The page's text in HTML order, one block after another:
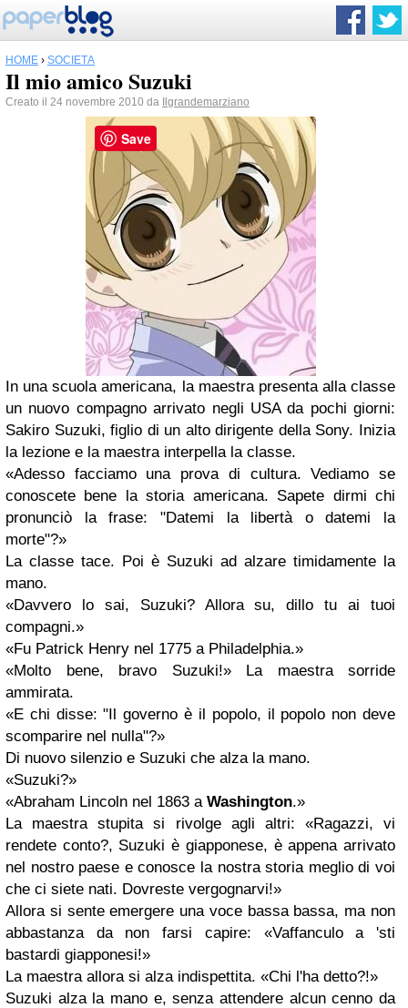
HOME › SOCIETÀ
Il mio amico Suzuki
Creato il 24 novembre 2010 da Ilgrandemarziano
In una scuola americana, la maestra presenta alla classe
un nuovo compagno arrivato negli USA da pochi giorni:
Sakiro Suzuki, figlio di un alto dirigente della Sony. Inizia
la lezione e la maestra interpella la classe.
«Adesso facciamo una prova di cultura. Vediamo se
conoscete bene la storia americana. Sapete dirmi chi
pronunciò la frase: "Datemi la libertà o datemi la
morte"?»
La classe tace. Poi è Suzuki ad alzare timidamente la
mano.
«Davvero lo sai, Suzuki? Allora su, dillo tu ai tuoi
compagni.»
«Fu Patrick Henry nel 1775 a Philadelphia.»
«Molto bene, bravo Suzuki!» La maestra sorride
ammirata.
«E chi disse: "Il governo è il popolo, il popolo non deve
scomparire nel nulla"?»
Di nuovo silenzio e Suzuki che alza la mano.
«Suzuki?»
«Abraham Lincoln nel 1863 a Washington.»
La maestra stupita si rivolge agli altri: «Ragazzi, vi
rendete conto?, Suzuki è giapponese, è appena arrivato
nel nostro paese e conosce la nostra storia meglio di voi
che ci siete nati. Dovreste vergognarvi!»
Allora si sente emergere una voce bassa bassa, ma non
abbastanza da non farsi capire: «Vaffanculo a 'sti
bastardi giapponesi!»
La maestra allora si alza indispettita. «Chi l'ha detto?!»
Suzuki alza la mano e, senza attendere alcun cenno da
Save